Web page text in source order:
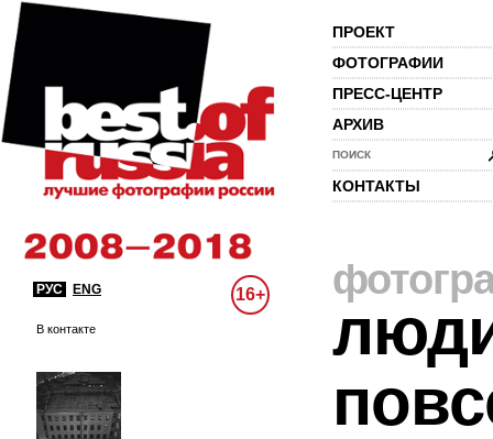
ПРОЕКТ
ФОТОГРАФИИ
ПРЕСС-ЦЕНТР
АРХИВ
ПОИСК
КОНТАКТЫ
РУС ENG 16+
В контакте